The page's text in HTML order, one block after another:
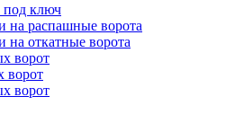
под ключ
на распашные ворота
на откатные ворота
ворот
ворот
ворот